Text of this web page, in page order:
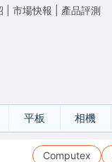
市場快報 產品評測
平板 相機
Computex